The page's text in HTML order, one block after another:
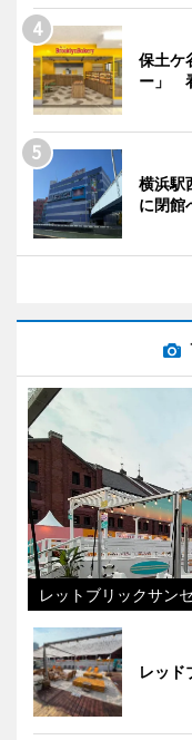
保土ケ
ー」
横浜駅
に閉
レットブリックサン
レッ